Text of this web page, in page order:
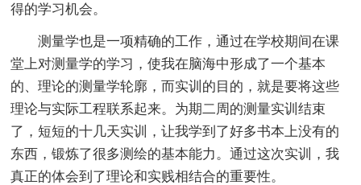
得的学习机会。
测量学也是一项精确的工作，通过在学校期间在课
堂上对测量学的学习，使我在脑海中形成了一个基本
的、理论的测量学轮廓，而实训的目的，就是要将这些
理论与实际工程联系起来。为期二周的测量实训结束
了，短短的十几天实训，让我学到了好多书本上没有的
东西，锻炼了很多测绘的基本能力。通过这次实训，我
真正的体会到了理论和实贱相结合的重要性。